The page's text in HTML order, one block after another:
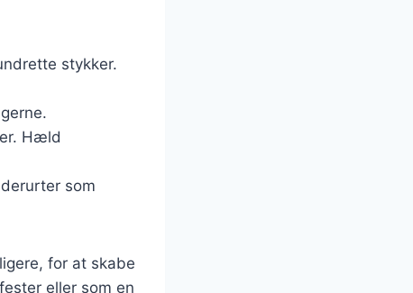
stykker.
Hæld
som
for at skabe
eller som en